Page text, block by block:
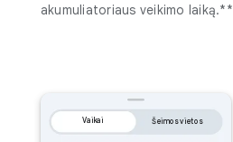
akumuliatoriaus veikimo laiką.**
Vaikai Šeimos vietos